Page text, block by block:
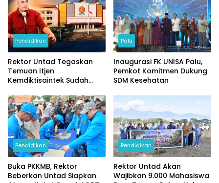
Pendidikan
Rektor Untad Tegaskan
Temuan Itjen
Kemdiktisaintek Sudah
Palu
Inaugurasi FK UNISA Palu,
Pemkot Komitmen Dukung
SDM Kesehatan
Pendidikan
Buka PKKMB, Rektor
Beberkan Untad Siapkan
Pendidikan
Rektor Untad Akan
Wajibkan 9.000 Mahasiswa